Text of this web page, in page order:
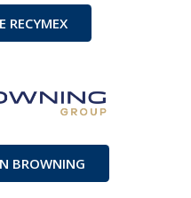
RECYMEX
BROWNING